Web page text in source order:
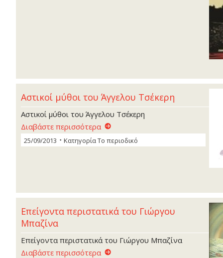
Aστικοί µύθοι του Άγγελου Τσέκερη
Aστικοί µύθοι του Άγγελου Τσέκερη
Διαβάστε περισσότερα
25/09/2013 ΚατηγορίαΤο περιοδικό
Επείγοντα περιστατικά του Γιώργου
Μπαζίνα
Επείγοντα περιστατικά του Γιώργου Μπαζίνα
Διαβάστε περισσότερα